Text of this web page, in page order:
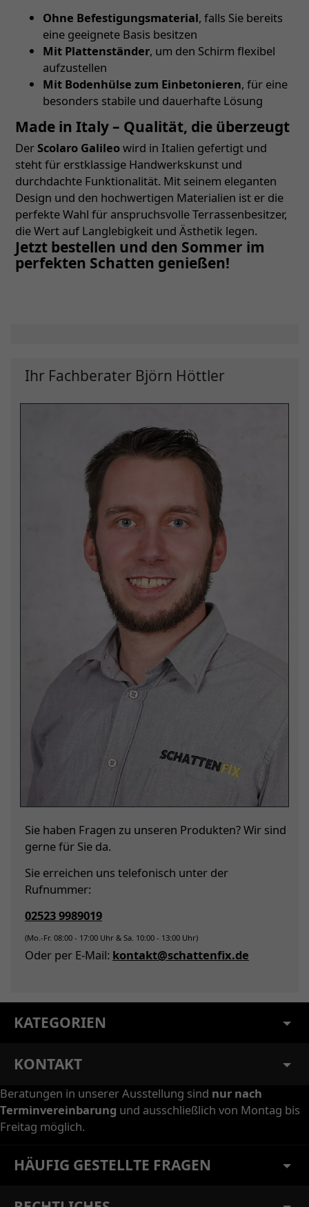
Ohne Befestigungsmaterial, falls Sie bereits
eine geeignete Basis besitzen
Mit Plattenständer, um den Schirm flexibel
aufzustellen
Mit Bodenhülse zum Einbetonieren, für eine
besonders stabile und dauerhafte Lösung
Made in Italy – Qualität, die überzeugt
DerScolaro Galileowird in Italien gefertigt und
steht für erstklassige Handwerkskunst und
durchdachte Funktionalität. Mit seinem eleganten
Design und den hochwertigen Materialien ist er die
perfekte Wahl für anspruchsvolle Terrassenbesitzer,
die Wert auf Langlebigkeit und Ästhetik legen.
Jetzt bestellen und den Sommer im
perfekten Schatten genießen!
Ihr Fachberater Björn Höttler
Sie haben Fragen zu unseren Produkten? Wir sind
gerne für Sie da.
Sie erreichen uns telefonisch unter der
Rufnummer:
02523 9989019
(Mo.-Fr. 08:00 - 17:00 Uhr & Sa. 10:00 - 13:00 Uhr)
Oder per E-Mail: kontakt@schattenfix.de
KATEGORIEN
KONTAKT
Beratungen in unserer Ausstellung sind nur nach
Terminvereinbarung und ausschließlich von Montag bis
Freitag möglich.
HÄUFIG GESTELLTE FRAGEN